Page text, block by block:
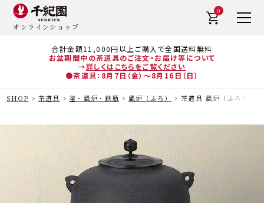
合計金額11,000円以上ご購入で全国送料無料
お盆期間中の茶道具のご注文・お届け等について
→詳しくはこちらをご覧ください
●茶道具：8月7日（金）～8月16日（日）
オンラインショップ
0
SHOP 茶道具 釜・風炉・鉄瓶 風炉（ふろ） 茶道具 風炉（ふろ） 平